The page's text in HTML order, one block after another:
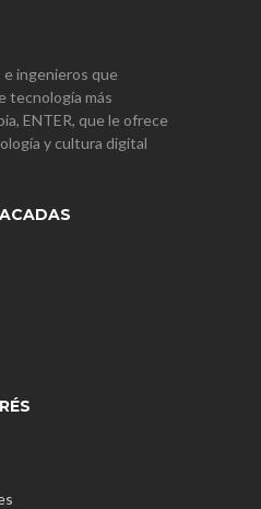
ingenieros que
tecnología más
ENTER, que le ofrece
y cultura digital